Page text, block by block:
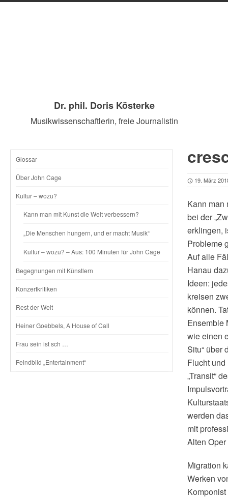
Dr. phil. Doris Kösterke
Musikwissenschaftlerin, freie Journalistin
SKIP
CONTENT
Glossar
Über John Cage
Kultur – wozu?
Kann man mit Kunst die Welt verbessern?
„Die Menschen hungern, und er macht Musik“
Kultur – wozu? – Aus: 100 Minuten für John Cage
Begegnungen mit Künstlern
Konzertkritiken
Rest der Welt
Heiner Goebbels, A House of Call
Frau sein ist sch …
Feindbild „Entertainment“
19. März
Kann man
bei der
erklingen,
Probleme
Auf alle
Hanau
Ideen:
kreisen
können.
Ensemble
wie einen
Situ“ über
Flucht
„Transit“
werden
mit
Alten
Migration
Werken